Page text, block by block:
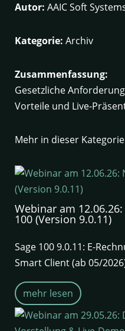
Autor: AAIC Soft
Kategorie: Archiv
Zusammenfassung:
Gesetzliche
Vorteile und Live-
Mehr in dieser Kategorie
Webinar am
100 (Version 9.0.11)
Sage 100 9.0.11: E-
Smart Client (ab 05/
mehr lesen